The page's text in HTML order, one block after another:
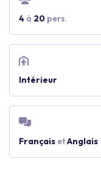
4 à 20 pers.
Intérieur
Français etAnglais